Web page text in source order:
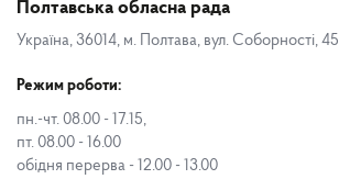
Полтавська обласна рада
Україна, 36014, м. Полтава, вул. Соборності, 45
Режим роботи:
пн.-чт. 08.00 - 17.15,
пт. 08.00 - 16.00
обідня перерва - 12.00 - 13.00